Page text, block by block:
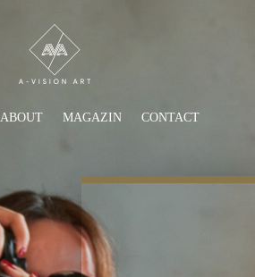
ABOUT MAGAZIN CONTACT